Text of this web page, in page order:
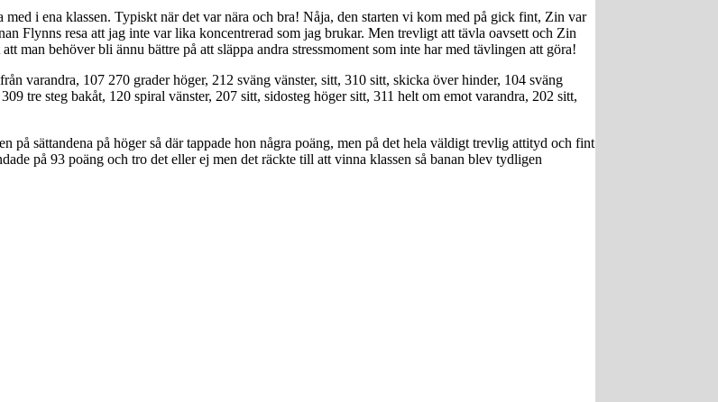
i ena klassen. Typiskt när det var nära och bra! Nåja, den starten vi kom med på gick fint, Zin var
Flynns resa att jag inte var lika koncentrerad som jag brukar. Men trevligt att tävla oavsett och Zin
man behöver bli ännu bättre på att släppa andra stressmoment som inte har med tävlingen att göra!
varandra, 107 270 grader höger, 212 sväng vänster, sitt, 310 sitt, skicka över hinder, 104 sväng
tre steg bakåt, 120 spiral vänster, 207 sitt, sidosteg höger sitt, 311 helt om emot varandra, 202 sitt,
sättandena på höger så där tappade hon några poäng, men på det hela väldigt trevlig attityd och fint
på 93 poäng och tro det eller ej men det räckte till att vinna klassen så banan blev tydligen